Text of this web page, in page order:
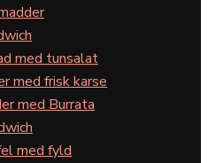
med tunsalat
med frisk karse
med Burrata
med fyld